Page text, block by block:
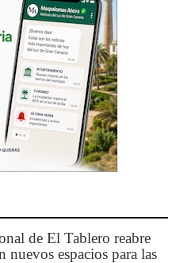
de El Tablero reabre
nuevos espacios para las